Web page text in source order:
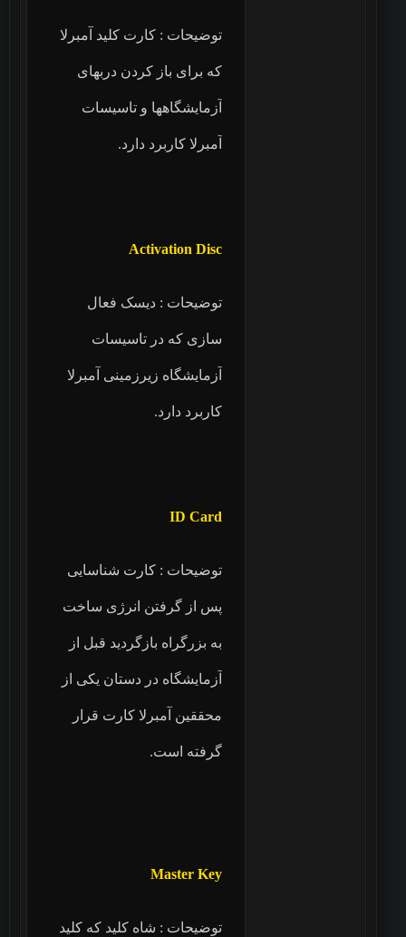
توضیحات : کارت کلید آمبرلا
که برای باز کردن دربهای
آزمایشگاهها و تاسیسات
آمبرلا کاربرد دارد.
Activation Disc
توضیحات : دیسک فعال
سازی که در تاسیسات
آزمایشگاه زیرزمینی آمبرلا
کاربرد دارد.
ID Card
توضیحات : کارت شناسایی
پس از گرفتن انرژی ساخت
به بزرگراه بازگردید قبل از
آزمایشگاه در دستان یکی از
محققین آمبرلا کارت قرار
گرفته است.
Master Key
توضیحات : شاه کلید که کلید